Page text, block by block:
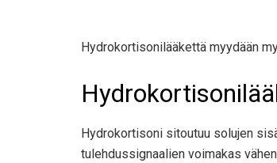
Hydrokortisonilääkettä myydään
Hydrokortisoni sitoutuu solujen
tulehdussignaalien voimakas